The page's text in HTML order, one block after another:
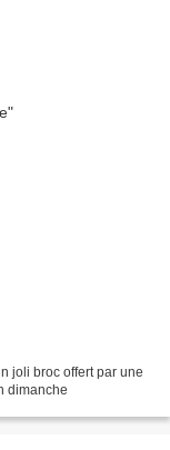
joli broc offert par une
dimanche